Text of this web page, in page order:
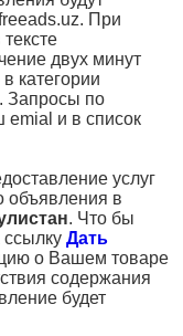
При
двух минут
категории
Запросы по
emial и в список
услуг
объявления в
. Что бы
Дать
о Вашем товаре
содержания
будет